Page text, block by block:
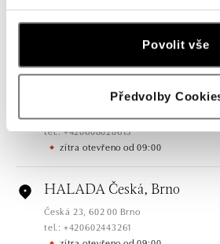
Povolit vše
Předvolby
Pařížská 7, 110 00 Praha 1
zítra otevřeno od 10:00
HALADA Na Příkopě, Praha
Na Příkopě 16, 110 00 Praha 1
tel.: +420608028615
zítra otevřeno od 09:00
HALADA Česká, Brno
Česká 23, 602 00 Brno
tel.: +420602443261